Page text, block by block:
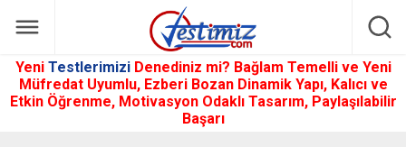
Yeni Testlerimizi Denediniz mi? Bağlam Temelli ve Yeni
Müfredat Uyumlu, Ezberi Bozan Dinamik Yapı, Kalıcı ve
Etkin Öğrenme, Motivasyon Odaklı Tasarım, Paylaşılabilir
Başarı